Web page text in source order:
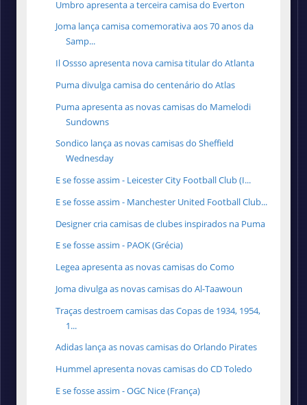
Umbro apresenta a terceira camisa do Everton
Joma lança camisa comemorativa aos 70 anos da
Samp...
Il Ossso apresenta nova camisa titular do Atlanta
Puma divulga camisa do centenário do Atlas
Puma apresenta as novas camisas do Mamelodi
Sundowns
Sondico lança as novas camisas do Sheffield
Wednesday
E se fosse assim - Leicester City Football Club (I...
E se fosse assim - Manchester United Football Club...
Designer cria camisas de clubes inspirados na Puma
E se fosse assim - PAOK (Grécia)
Legea apresenta as novas camisas do Como
Joma divulga as novas camisas do Al-Taawoun
Traças destroem camisas das Copas de 1934, 1954,
1...
Adidas lança as novas camisas do Orlando Pirates
Hummel apresenta novas camisas do CD Toledo
E se fosse assim - OGC Nice (França)